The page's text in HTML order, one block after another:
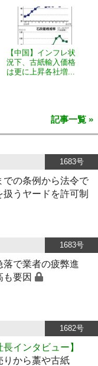
【中国】インフレ状
況下、古紙輸入価格
は更に上昇各社増...
記事一覧 »
1683号
の条例から法令で
うヤードを許可制
1683号
で業者の疲弊進
要因
1682号
インタビュー】
りから藁や古紙